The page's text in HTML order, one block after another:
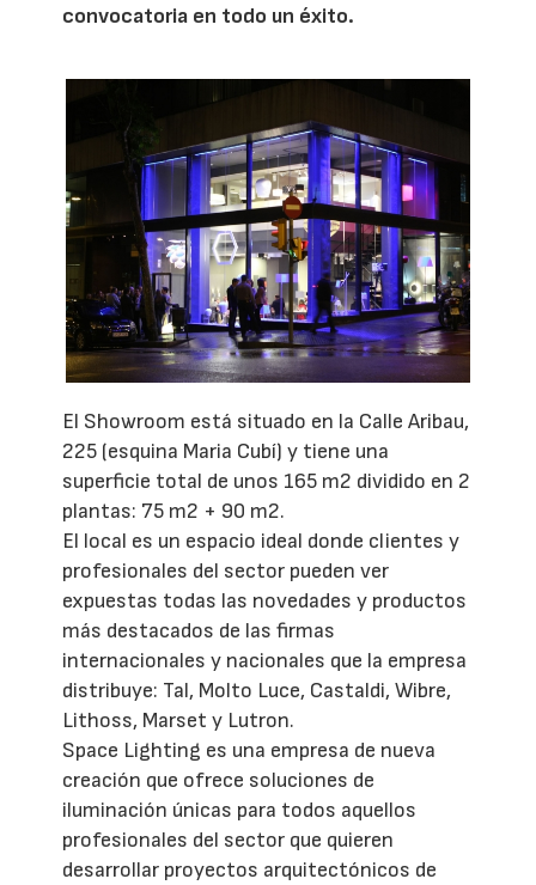
convocatoria en todo un éxito.
El Showroom está situado en la Calle Aribau,
225 (esquina Maria Cubí) y tiene una
superficie total de unos 165 m2 dividido en 2
plantas: 75 m2 + 90 m2.
El local es un espacio ideal donde clientes y
profesionales del sector pueden ver
expuestas todas las novedades y productos
más destacados de las firmas
internacionales y nacionales que la empresa
distribuye: Tal, Molto Luce, Castaldi, Wibre,
Lithoss, Marset y Lutron.
Space Lighting es una empresa de nueva
creación que ofrece soluciones de
iluminación únicas para todos aquellos
profesionales del sector que quieren
desarrollar proyectos arquitectónicos de